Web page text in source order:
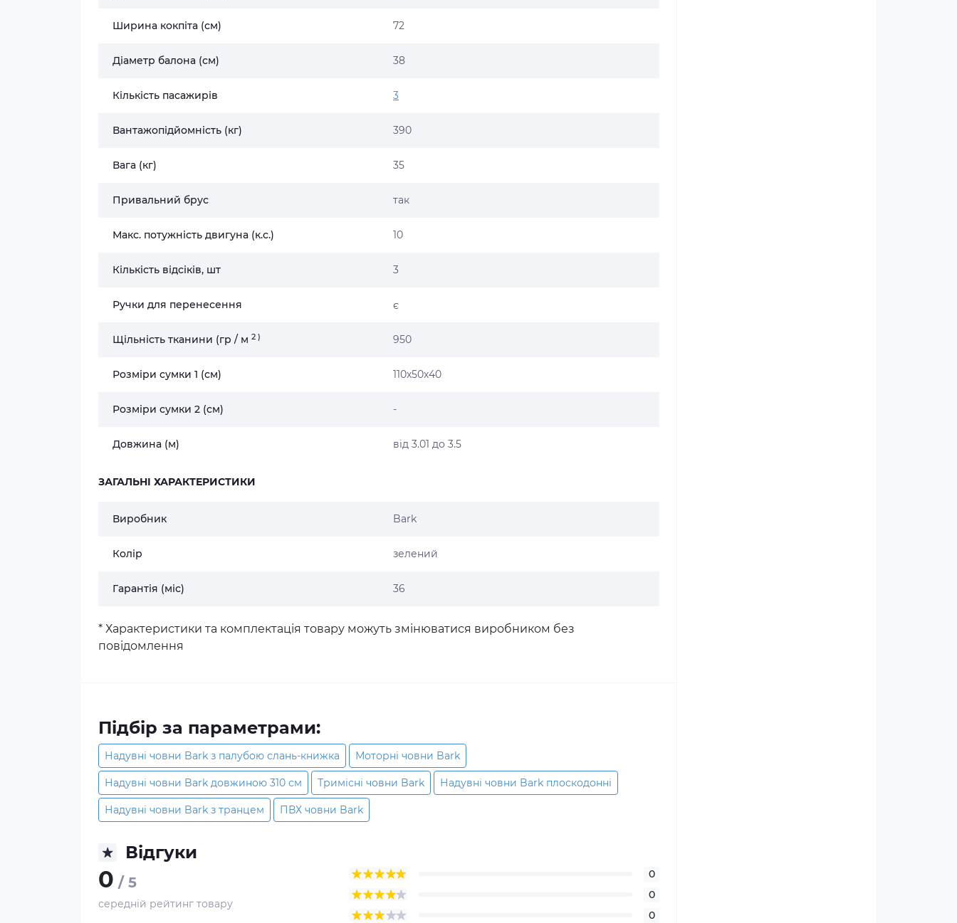
Ширина кокпіта (см) 72
Діаметр балона (см) 38
Кількість пасажирів 3
Вантажопідйомність (кг) 390
Вага (кг) 35
Привальний брус так
Макс. потужність двигуна (к.с.) 10
Кількість відсіків, шт 3
Ручки для перенесення є
Щільність тканини (гр / м 2 ) 950
Розміри сумки 1 (см) 110х50х40
Розміри сумки 2 (см) -
Довжина (м) від 3.01 до 3.5
ЗАГАЛЬНІ ХАРАКТЕРИСТИКИ
Виробник Bark
Колір зелений
Гарантія (міс) 36
* Характеристики та комплектація товару можуть змінюватися виробником без
повідомлення
Підбір за параметрами:
Надувні човни Bark з палубою слань-книжка Моторні човни Bark
Надувні човни Bark довжиною 310 см Тримісні човни Bark Надувні човни Bark плоскодонні
Надувні човни Bark з транцем ПВХ човни Bark
Відгуки
0 / 5
середній рейтинг товару
0
0
0